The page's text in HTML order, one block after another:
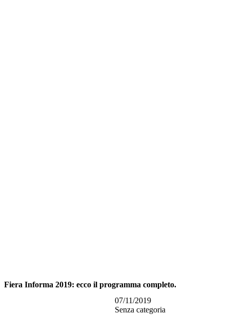
Fiera Informa 2019: ecco il programma completo.
07/11/2019
Senza categoria